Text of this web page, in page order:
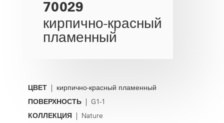
70029
кирпично-красный
пламенный
ЦВЕТ | кирпично-красный пламенный
ПОВЕРХНОСТЬ | G1-1
КОЛЛЕКЦИЯ | Nature